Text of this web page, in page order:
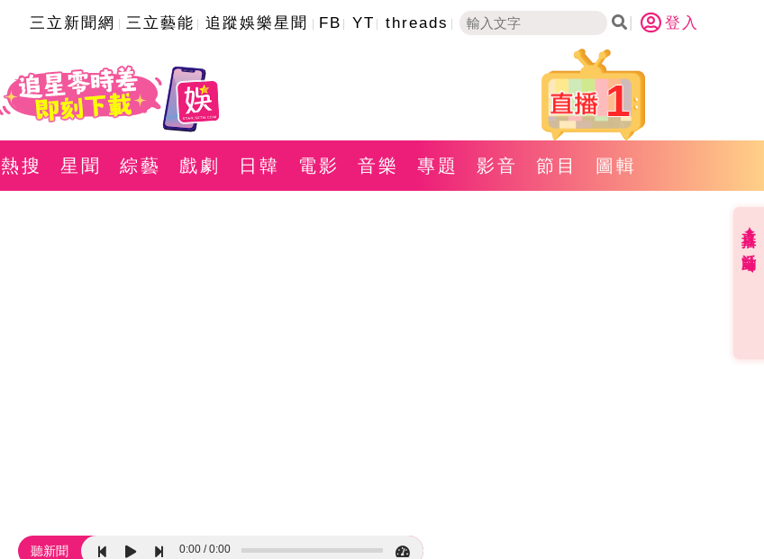
三立新聞網 三立藝能 追蹤娛樂星聞 FB YT threads 登入
1
熱搜 星聞 綜藝 戲劇 日韓 電影 音樂 專題 影音 節目 圖輯
聽新聞 0:00 0:00
直播✦活動